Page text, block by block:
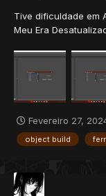
Tive dificuldade em
Meu Era
Eu Precisava do
que ajudem Vocês):
Fevereiro 27,
object build